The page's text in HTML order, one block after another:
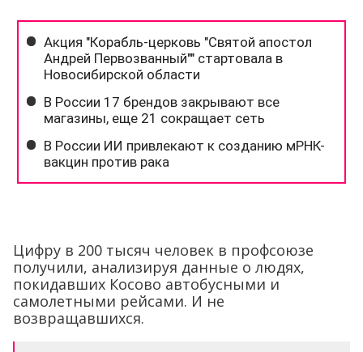
Цифру в 200 тысяч человек в профсоюзе
получили, анализируя данные о людях,
покидавших Косово автобусными и
самолетными рейсами. И не
возвращавшихся.